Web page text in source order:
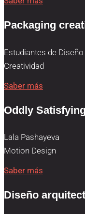
Packaging
Estudiantes de
Creatividad
Saber más
Oddly
Lala Pashayeva
Motion Design
Saber más
Diseño